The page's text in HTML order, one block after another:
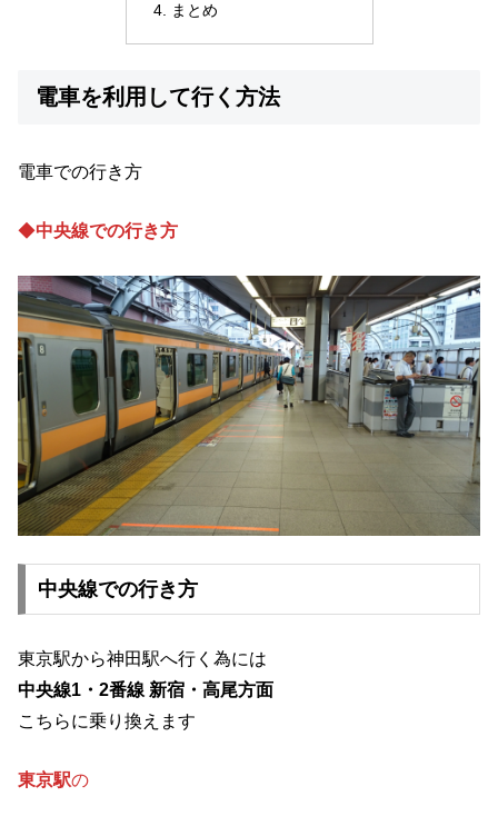
まとめ
電車を利用して行く方法
電車での行き方
◆中央線での行き方
中央線での行き方
東京駅から神田駅へ行く為には
中央線1・2番線 新宿・高尾方面
こちらに乗り換えます
東京駅の